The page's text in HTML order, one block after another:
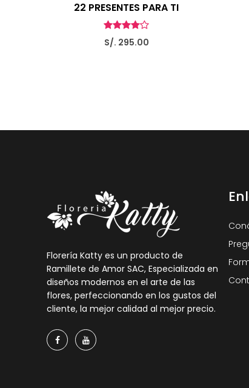
22 PRESENTES PARA TI
S/. 295.00
Florería Katty es un producto de
Ramillete de Amor SAC, Especializada en
diseños modernos en el arte de las
flores, perfeccionando en los gustos del
cliente, la mejor calidad al mejor precio.